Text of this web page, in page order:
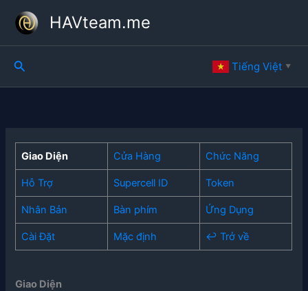
HAVteam.me
Search Tiếng Việt ▼
Giao Diện Cửa Hàng Chức Năng
Hỗ Trợ Supercell ID Token
Nhân Bản Bàn phím Ứng Dụng
Cài Đặt Mặc định ↩ Trở về
Giao Diện